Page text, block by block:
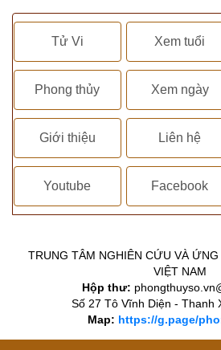
Tử Vi Xem tuổi
Phong thủy Xem ngày
Giới thiệu Liên hệ
Youtube Facebook
TRUNG TÂM NGHIÊN CỨU VÀ
VIỆT NAM
Hộp thư:
Số 27 Tô Vĩnh Diện - Thanh
Map: https://g.page/